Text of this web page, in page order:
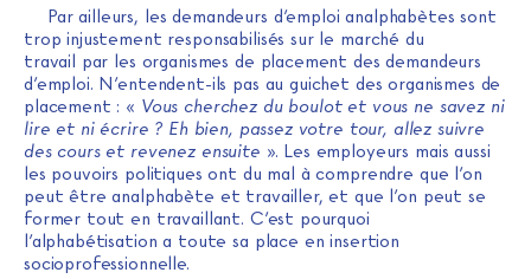
Par ailleurs, les demandeurs d’emploi analphabètes sont
trop injustement responsabilisés sur le marché du
travail par les organismes de placement des demandeurs
d’emploi. N’entendent-ils pas au guichet des organismes de
placement : « Vous cherchez du boulot et vous ne savez ni
lire et ni écrire ? Eh bien, passez votre tour, allez suivre
des cours et revenez ensuite ». Les employeurs mais aussi
les pouvoirs politiques ont du mal à comprendre que l’on
peut être analphabète et travailler, et que l’on peut se
former tout en travaillant. C’est pourquoi
l’alphabétisation a toute sa place en insertion
socioprofessionnelle.